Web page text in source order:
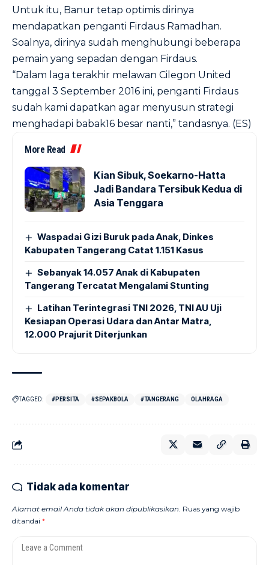
Untuk itu, Banur tetap optimis dirinya
mendapatkan penganti Firdaus Ramadhan.
Soalnya, dirinya sudah menghubungi beberapa
pemain yang sepadan dengan Firdaus.
“Dalam laga terakhir melawan Cilegon United
tanggal 3 September 2016 ini, penganti Firdaus
sudah kami dapatkan agar menyusun strategi
menghadapi babak16 besar nanti,” tandasnya. (ES)
More Read
Kian Sibuk, Soekarno-Hatta
Jadi Bandara Tersibuk Kedua di
Asia Tenggara
Waspadai Gizi Buruk pada Anak, Dinkes
Kabupaten Tangerang Catat 1.151 Kasus
Sebanyak 14.057 Anak di Kabupaten
Tangerang Tercatat Mengalami Stunting
Latihan Terintegrasi TNI 2026, TNI AU Uji
Kesiapan Operasi Udara dan Antar Matra,
12.000 Prajurit Diterjunkan
TAGGED: #PERSITA #SEPAKBOLA #TANGERANG OLAHRAGA
Tidak ada komentar
Alamat email Anda tidak akan dipublikasikan. Ruas yang wajib
ditandai *